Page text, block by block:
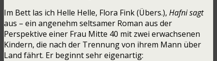
Im Bett las ich Helle Helle, Flora Fink (Übers.), Hafni sagt
aus – ein angenehm seltsamer Roman aus der
Perspektive einer Frau Mitte 40 mit zwei erwachsenen
Kindern, die nach der Trennung von ihrem Mann über
Land fährt. Er beginnt sehr eigenartig: